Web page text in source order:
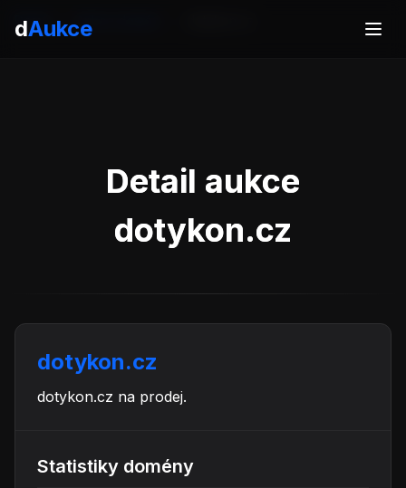
dAukce
Domů
Detail aukce
dotykon.cz
dotykon.cz
dotykon.cz na prodej.
Statistiky domény